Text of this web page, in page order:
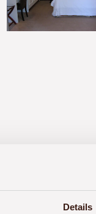
Details